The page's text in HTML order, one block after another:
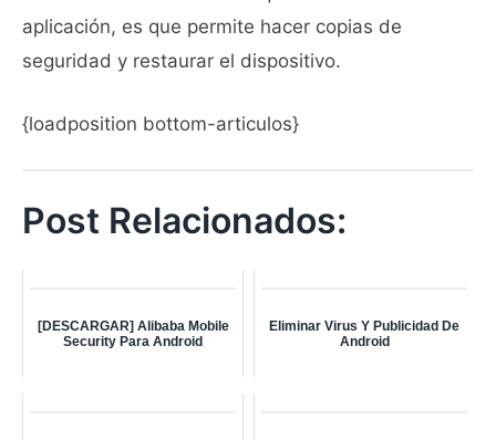
aplicación, es que permite hacer copias de
seguridad y restaurar el dispositivo.
{loadposition bottom-articulos}
Post Relacionados:
[DESCARGAR] Alibaba Mobile
Security Para Android
Eliminar Virus Y Publicidad De
Android